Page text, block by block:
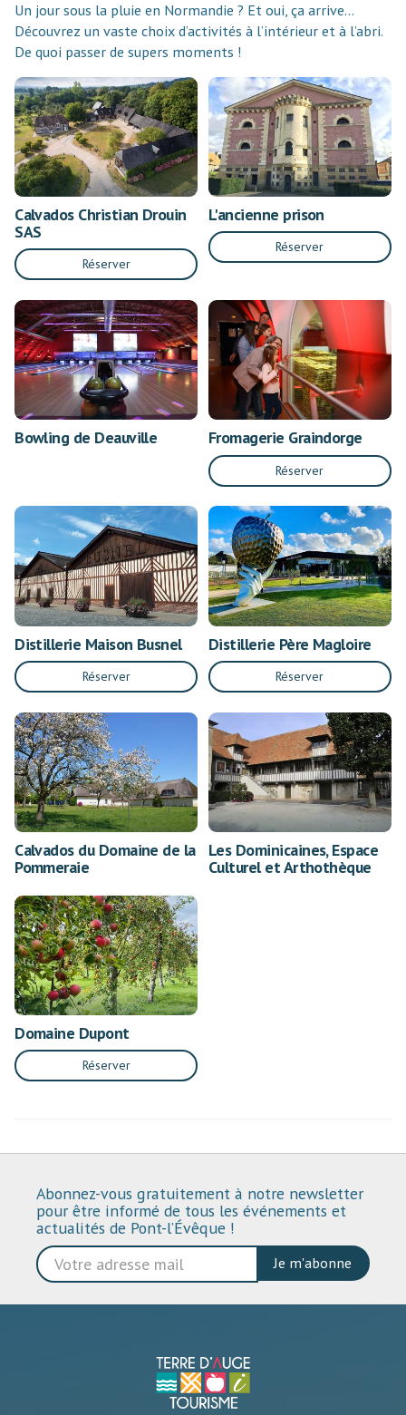
Un jour sous la pluie en Normandie ? Et oui, ça arrive…
Découvrez un vaste choix d’activités à l’intérieur et à l’abri.
De quoi passer de supers moments !
Calvados Christian Drouin
SAS
Réserver
L'ancienne prison
Réserver
Bowling de Deauville Fromagerie Graindorge
Réserver
Distillerie Maison Busnel
Réserver
Distillerie Père Magloire
Réserver
Calvados du Domaine de la
Pommeraie
Les Dominicaines, Espace
Culturel et Arthothèque
Domaine Dupont
Réserver
Abonnez-vous gratuitement à notre newsletter
pour être informé de tous les événements et
actualités de Pont-l’Évêque !
Je m'abonne